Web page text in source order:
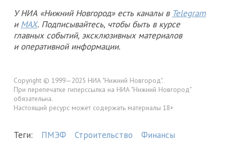
У НИА «Нижний Новгород» есть каналы в Telegram
и MAX. Подписывайтесь, чтобы быть в курсе
главных событий, эксклюзивных материалов
и оперативной информации.
Copyright © 1999—2025 НИА "Нижний Новгород".
При перепечатке гиперссылка на НИА "Нижний Новгород"
обязательна.
Настоящий ресурс может содержать материалы 18+
Теги: ПМЭФ Строительство Финансы